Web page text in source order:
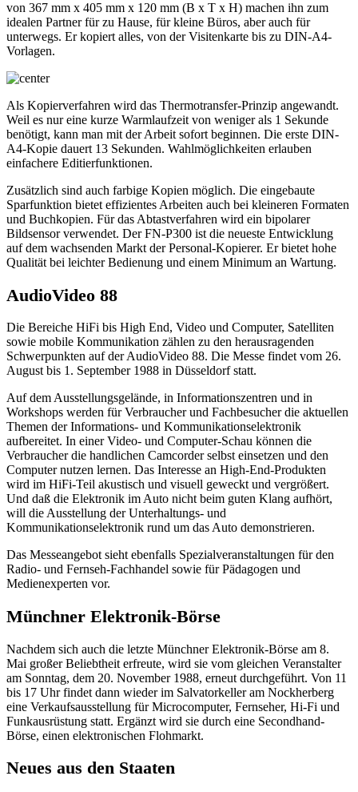
von 367 mm x 405 mm x 120 mm (B x T x H) machen ihn zum
idealen Partner für zu Hause, für kleine Büros, aber auch für
unterwegs. Er kopiert alles, von der Visitenkarte bis zu DIN-A4-
Vorlagen.
Als Kopierverfahren wird das Thermotransfer-Prinzip angewandt.
Weil es nur eine kurze Warmlaufzeit von weniger als 1 Sekunde
benötigt, kann man mit der Arbeit sofort beginnen. Die erste DIN-
A4-Kopie dauert 13 Sekunden. Wahlmöglichkeiten erlauben
einfachere Editierfunktionen.
Zusätzlich sind auch farbige Kopien möglich. Die eingebaute
Sparfunktion bietet effizientes Arbeiten auch bei kleineren Formaten
und Buchkopien. Für das Abtastverfahren wird ein bipolarer
Bildsensor verwendet. Der FN-P300 ist die neueste Entwicklung
auf dem wachsenden Markt der Personal-Kopierer. Er bietet hohe
Qualität bei leichter Bedienung und einem Minimum an Wartung.
AudioVideo 88
Die Bereiche HiFi bis High End, Video und Computer, Satelliten
sowie mobile Kommunikation zählen zu den herausragenden
Schwerpunkten auf der AudioVideo 88. Die Messe findet vom 26.
August bis 1. September 1988 in Düsseldorf statt.
Auf dem Ausstellungsgelände, in Informationszentren und in
Workshops werden für Verbraucher und Fachbesucher die aktuellen
Themen der Informations- und Kommunikationselektronik
aufbereitet. In einer Video- und Computer-Schau können die
Verbraucher die handlichen Camcorder selbst einsetzen und den
Computer nutzen lernen. Das Interesse an High-End-Produkten
wird im HiFi-Teil akustisch und visuell geweckt und vergrößert.
Und daß die Elektronik im Auto nicht beim guten Klang aufhört,
will die Ausstellung der Unterhaltungs- und
Kommunikationselektronik rund um das Auto demonstrieren.
Das Messeangebot sieht ebenfalls Spezialveranstaltungen für den
Radio- und Fernseh-Fachhandel sowie für Pädagogen und
Medienexperten vor.
Münchner Elektronik-Börse
Nachdem sich auch die letzte Münchner Elektronik-Börse am 8.
Mai großer Beliebtheit erfreute, wird sie vom gleichen Veranstalter
am Sonntag, dem 20. November 1988, erneut durchgeführt. Von 11
bis 17 Uhr findet dann wieder im Salvatorkeller am Nockherberg
eine Verkaufsausstellung für Microcomputer, Fernseher, Hi-Fi und
Funkausrüstung statt. Ergänzt wird sie durch eine Secondhand-
Börse, einen elektronischen Flohmarkt.
Neues aus den Staaten